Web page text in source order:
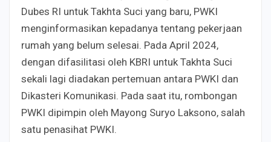
Dubes RI untuk Takhta Suci yang baru, PWKI
menginformasikan kepadanya tentang pekerjaan
rumah yang belum selesai. Pada April 2024,
dengan difasilitasi oleh KBRI untuk Takhta Suci
sekali lagi diadakan pertemuan antara PWKI dan
Dikasteri Komunikasi. Pada saat itu, rombongan
PWKI dipimpin oleh Mayong Suryo Laksono, salah
satu penasihat PWKI.